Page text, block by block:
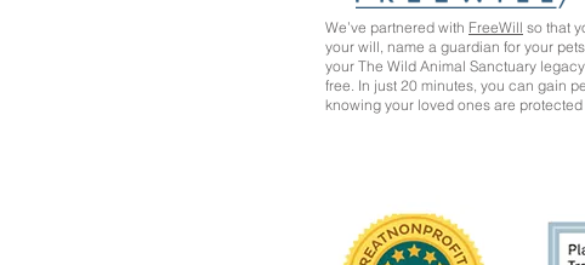
We’ve partnered with FreeWill so that
your will, name a guardian for your
your The Wild Animal Sanctuary
free. In just 20 minutes, you can gain
knowing your loved ones are protected